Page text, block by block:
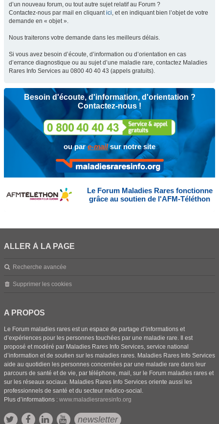
d’un nouveau forum, ou tout autre sujet relatif au Forum ?
Contactez-nous par mail en cliquantici, et en indiquant bien l’objet de votre
demande en « objet ».
Nous traiterons votre demande dans les meilleurs délais.
Si vous avez besoin d’écoute, d’information ou d’orientation en cas
d’errance diagnostique ou au sujet d’une maladie rare, contactez Maladies
Rares Info Services au 0800 40 40 43 (appels gratuits).
Besoin d'écoute, d'information, d'orientation ?
Contactez-nous !
ou pare-mailsur notre site
Le Forum Maladies Rares fonctionne
grâce au soutien de l'AFM-Téléthon
ALLER À LA PAGE
Recherche avancée
Supprimer les cookies
A PROPOS
Le Forum maladies rares est un espace de partage d’informations et
d’expériences pour les personnes touchées par une maladie rare. Il est
proposé et modéré par Maladies Rares Info Services, service national
d’information et de soutien sur les maladies rares. Maladies Rares Info Services
aide au quotidien les personnes concernées par une maladie rare dans leur
parcours de santé et de vie, par téléphone, mail, sur le Forum maladies rares et
sur les réseaux sociaux. Maladies Rares Info Services oriente aussi les
professionnels de santé et du secteur médico-social.
Plus d’informations : www.maladiesraresinfo.org
newsletter